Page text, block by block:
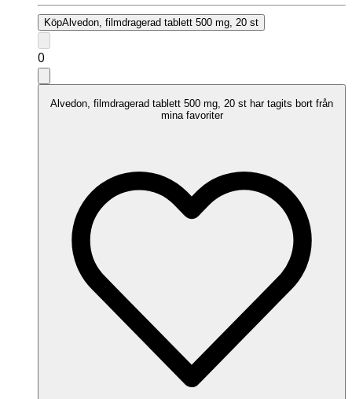
KöpAlvedon, filmdragerad tablett 500 mg, 20 st
0
Alvedon, filmdragerad tablett 500 mg, 20 st har tagits bort från
mina favoriter